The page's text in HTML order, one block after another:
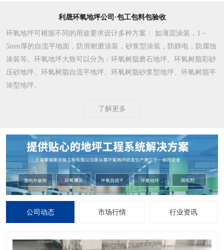
利晟环氧地坪公司·包工包料包验收
环氧地坪可根据不同的用途要求设计多种方案 ： 如薄层涂装，1－
5mm厚的自流平地面，防滑耐磨涂装，砂浆型涂装，防静电，防腐蚀
涂装等。环氧地坪大致可以分为：环氧树脂磨石地坪、环氧树脂彩砂
压砂地坪、环氧树脂自流平地坪、环氧树脂砂浆型地坪、环氧树脂平
涂型地坪。
了解更多
公司动态 市场行情 行业资讯